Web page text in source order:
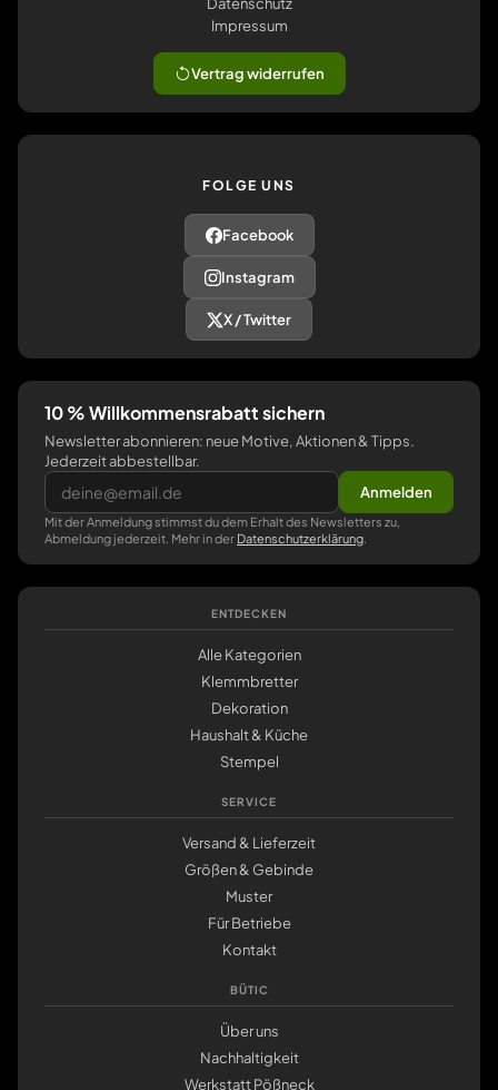
Datenschutz
Impressum
Vertrag widerrufen
FOLGE UNS
Facebook
Instagram
X / Twitter
10 % Willkommensrabatt sichern
Newsletter abonnieren: neue Motive, Aktionen & Tipps.
Jederzeit abbestellbar.
Anmelden
Mit der Anmeldung stimmst du dem Erhalt des Newsletters zu,
Abmeldung jederzeit. Mehr in der Datenschutzerklärung
ENTDECKEN
Alle Kategorien
Klemmbretter
Dekoration
Haushalt & Küche
Stempel
SERVICE
Versand & Lieferzeit
Größen & Gebinde
Muster
Für Betriebe
Kontakt
BÜTIC
Über uns
Nachhaltigkeit
Werkstatt Pößneck